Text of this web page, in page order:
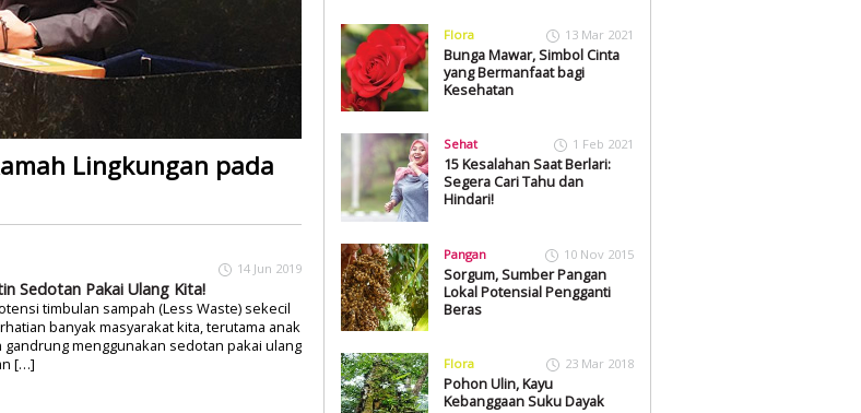
Lingkungan pada
14 Jun 2019
Sedotan Pakai Ulang Kita!
timbulan sampah (Less Waste) sekecil
banyak masyarakat kita, terutama anak
gandrung menggunakan sedotan pakai ulang
[…]
Flora 13 Mar 2021
Bunga Mawar, Simbol Cinta
yang Bermanfaat bagi
Kesehatan
Sehat 1 Feb 2021
15 Kesalahan Saat Berlari:
Segera Cari Tahu dan
Hindari!
Pangan 10 Nov 2015
Sorgum, Sumber Pangan
Lokal Potensial Pengganti
Beras
Flora 23 Mar 2018
Pohon Ulin, Kayu
Kebanggaan Suku Dayak